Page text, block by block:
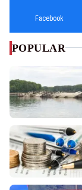
Facebook
POPULAR